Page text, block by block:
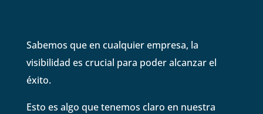
Sabemos que en cualquier empresa, la
visibilidad es crucial para poder alcanzar el
éxito.
Esto es algo que tenemos claro en nuestra